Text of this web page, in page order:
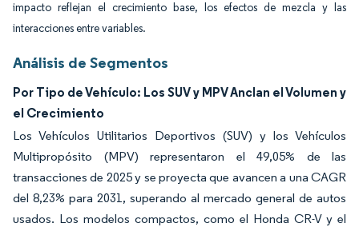
impacto reflejan el crecimiento base, los efectos de mezcla y las
interacciones entre variables.
Análisis de Segmentos
Por Tipo de Vehículo: Los SUV y MPV Anclan el Volumen y
el Crecimiento
Los Vehículos Utilitarios Deportivos (SUV) y los Vehículos
Multipropósito (MPV) representaron el 49,05% de las
transacciones de 2025 y se proyecta que avancen a una CAGR
del 8,23% para 2031, superando al mercado general de autos
usados. Los modelos compactos, como el Honda CR-V y el